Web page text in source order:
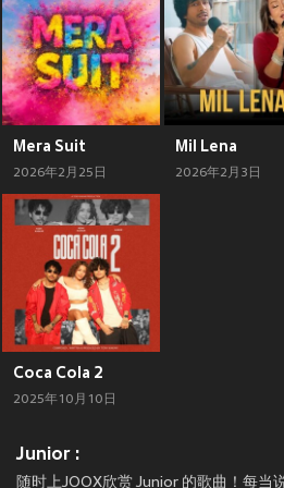
Mera Suit
2026年2月25日
Mil Lena
2026年2月3日
Coca Cola 2
2025年10月10日
Junior :
随时上JOOX欣赏 Junior 的歌曲！每当